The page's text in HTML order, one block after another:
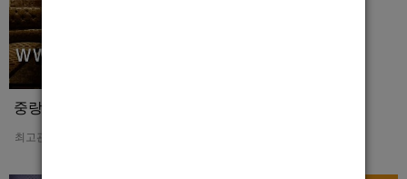
최고관리자